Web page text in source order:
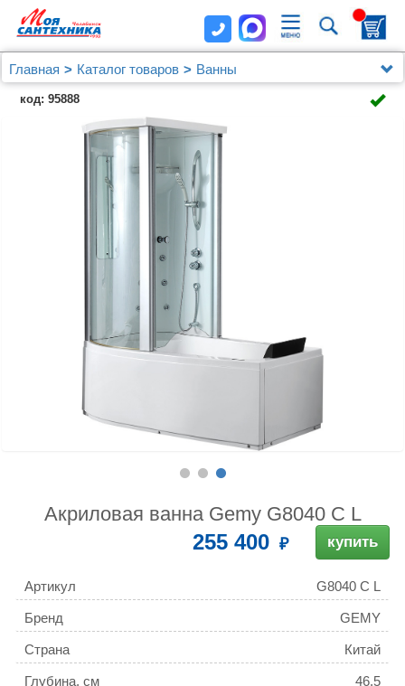
Главная Каталог товаров
Ванны
Акриловая ванна Gemy G8040 C L
код: 95888
Акриловая ванна Gemy G8040 C L
255 400 купить
Артикул G8040 C L
Бренд GEMY
Страна Китай
Глубина, см 46.5